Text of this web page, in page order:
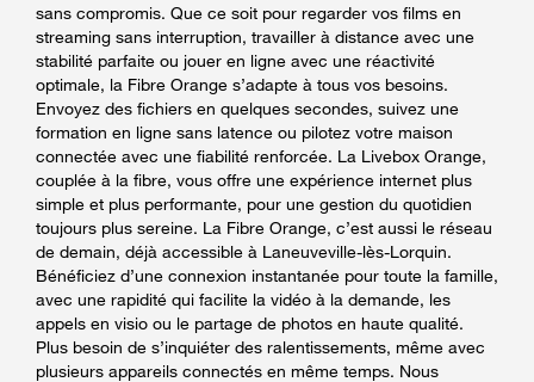
sans compromis. Que ce soit pour regarder vos films en
streaming sans interruption, travailler à distance avec une
stabilité parfaite ou jouer en ligne avec une réactivité
optimale, la Fibre Orange s’adapte à tous vos besoins.
Envoyez des fichiers en quelques secondes, suivez une
formation en ligne sans latence ou pilotez votre maison
connectée avec une fiabilité renforcée. La Livebox Orange,
couplée à la fibre, vous offre une expérience internet plus
simple et plus performante, pour une gestion du quotidien
toujours plus sereine. La Fibre Orange, c’est aussi le réseau
de demain, déjà accessible à Laneuveville-lès-Lorquin.
Bénéficiez d’une connexion instantanée pour toute la famille,
avec une rapidité qui facilite la vidéo à la demande, les
appels en visio ou le partage de photos en haute qualité.
Plus besoin de s’inquiéter des ralentissements, même avec
plusieurs appareils connectés en même temps. Nous